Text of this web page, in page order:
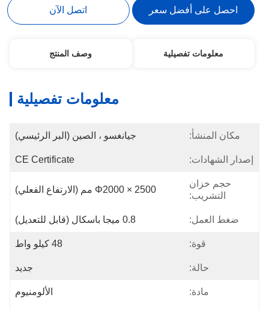
احصل على أفضل سعر اتصل الآن
معلومات تفصيلية وصف المنتج
معلومات تفصيلية
مكان المنشأ: جيانغسو ، الصين (البر الرئيسي)
إصدار الشهادات: CE Certificate
حجم خزان
التشريب:
Φ2000 × 2500 مم (الارتفاع الفعلي)
ضغط العمل: 0.8 ميجا باسكال (قابل للتعديل)
قوة: 48 كيلو واط
حالة: جديد
مادة: الألومنيوم